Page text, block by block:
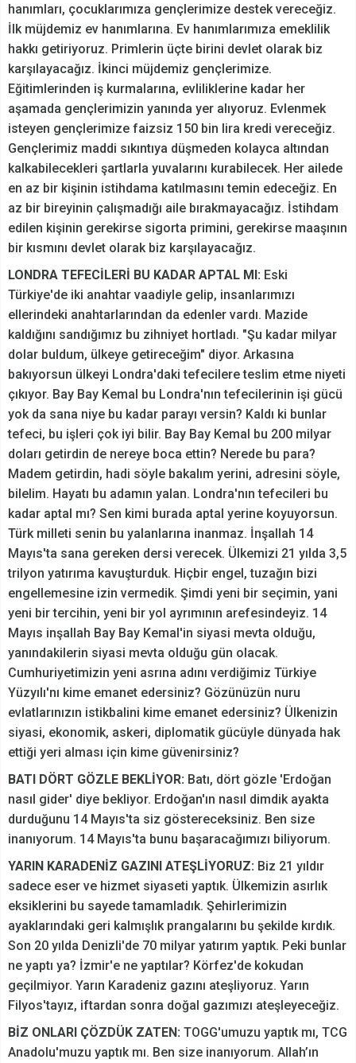
hanımları, çocuklarımıza gençlerimize destek vereceğiz.
İlk müjdemiz ev hanımlarına. Ev hanımlarımıza emeklilik
hakkı getiriyoruz. Primlerin üçte birini devlet olarak biz
karşılayacağız. İkinci müjdemiz gençlerimize.
Eğitimlerinden iş kurmalarına, evliliklerine kadar her
aşamada gençlerimizin yanında yer alıyoruz. Evlenmek
isteyen gençlerimize faizsiz 150 bin lira kredi vereceğiz.
Gençlerimiz maddi sıkıntıya düşmeden kolayca altından
kalkabilecekleri şartlarla yuvalarını kurabilecek. Her ailede
en az bir kişinin istihdama katılmasını temin edeceğiz. En
az bir bireyinin çalışmadığı aile bırakmayacağız. İstihdam
edilen kişinin gerekirse sigorta primini, gerekirse maaşının
bir kısmını devlet olarak biz karşılayacağız.
LONDRA TEFECİLERİ BU KADAR APTAL MI: Eski
Türkiye'de iki anahtar vaadiyle gelip, insanlarımızı
ellerindeki anahtarlarından da edenler vardı. Mazide
kaldığını sandığımız bu zihniyet hortladı. "Şu kadar milyar
dolar buldum, ülkeye getireceğim" diyor. Arkasına
bakıyorsun ülkeyi Londra'daki tefecilere teslim etme niyeti
çıkıyor. Bay Bay Kemal bu Londra'nın tefecilerinin işi gücü
yok da sana niye bu kadar parayı versin? Kaldı ki bunlar
tefeci, bu işleri çok iyi bilir. Bay Bay Kemal bu 200 milyar
doları getirdin de nereye boca ettin? Nerede bu para?
Madem getirdin, hadi söyle bakalım yerini, adresini söyle,
bilelim. Hayatı bu adamın yalan. Londra'nın tefecileri bu
kadar aptal mı? Sen kimi burada aptal yerine koyuyorsun.
Türk milleti senin bu yalanlarına inanmaz. İnşallah 14
Mayıs'ta sana gereken dersi verecek. Ülkemizi 21 yılda 3,5
trilyon yatırıma kavuşturduk. Hiçbir engel, tuzağın bizi
engellemesine izin vermedik. Şimdi yeni bir seçimin, yani
yeni bir tercihin, yeni bir yol ayrımının arefesindeyiz. 14
Mayıs inşallah Bay Bay Kemal'in siyasi mevta olduğu,
yanındakilerin siyasi mevta olduğu gün olacak.
Cumhuriyetimizin yeni asrına adını verdiğimiz Türkiye
Yüzyılı'nı kime emanet edersiniz? Gözünüzün nuru
evlatlarınızın istikbalini kime emanet edersiniz? Ülkenizin
siyasi, ekonomik, askeri, diplomatik gücüyle dünyada hak
ettiği yeri alması için kime güvenirsiniz?
BATI DÖRT GÖZLE BEKLİYOR: Batı, dört gözle 'Erdoğan
nasıl gider' diye bekliyor. Erdoğan'ın nasıl dimdik ayakta
durduğunu 14 Mayıs'ta siz göstereceksiniz. Ben size
inanıyorum. 14 Mayıs'ta bunu başaracağımızı biliyorum.
YARIN KARADENİZ GAZINI ATEŞLİYORUZ: Biz 21 yıldır
sadece eser ve hizmet siyaseti yaptık. Ülkemizin asırlık
eksiklerini bu sayede tamamladık. Şehirlerimizin
ayaklarındaki geri kalmışlık prangalarını bu şekilde kırdık.
Son 20 yılda Denizli'de 70 milyar yatırım yaptık. Peki bunlar
ne yaptı ya? İzmir'e ne yaptılar? Körfez'de kokudan
geçilmiyor. Yarın Karadeniz gazını ateşliyoruz. Yarın
Filyos'tayız, iftardan sonra doğal gazımızı ateşleyeceğiz.
BİZ ONLARI ÇÖZDÜK ZATEN: TOGG'umuzu yaptık mı, TCG
Anadolu'muzu yaptık mı. Ben size inanıyorum. Allah’ın